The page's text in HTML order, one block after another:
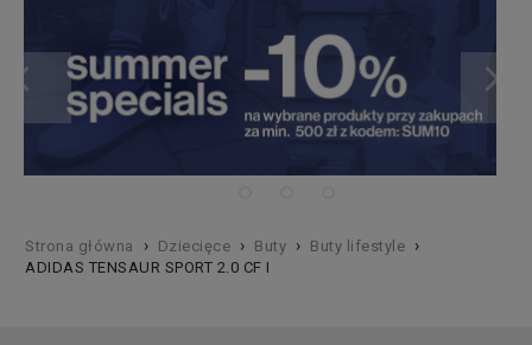
Strona główna › Dziecięce › Buty › Buty lifestyle ›
ADIDAS TENSAUR SPORT 2.0 CF I